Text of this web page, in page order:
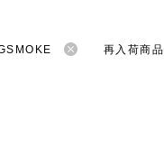
再入荷商品